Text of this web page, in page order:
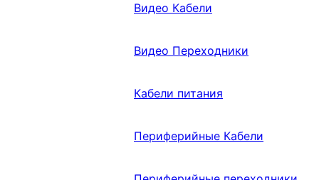
Видео Кабели
Видео Переходники
Кабели питания
Периферийные Кабели